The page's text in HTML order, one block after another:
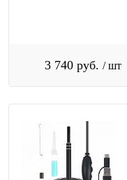
3 740 руб. / шт